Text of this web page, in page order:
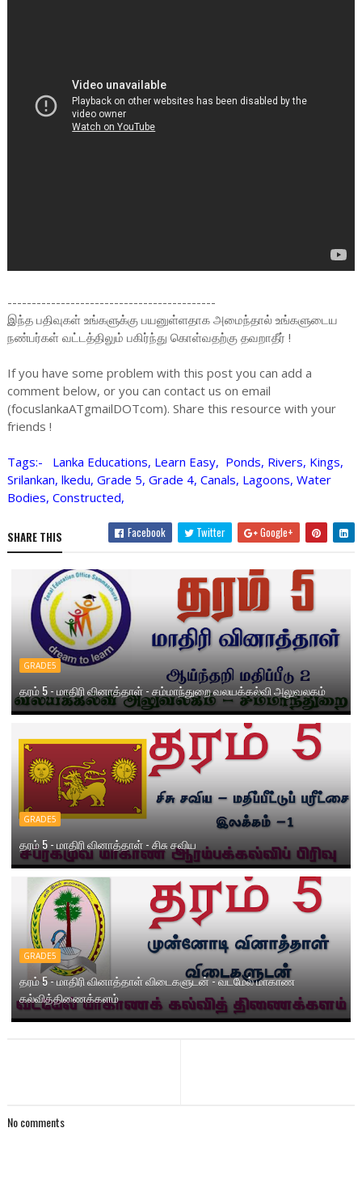
-------------------------------------------
இந்த பதிவுகள் உங்களுக்கு பயனுள்ளதாக அமைந்தால் உங்களுடைய
நண்பர்கள் வட்டத்திலும் பகிர்ந்து கொள்வதற்கு தவறாதீர் !
If you have some problem with this post you can add a
comment below, or you can contact us on email
(focuslankaATgmailDOTcom). Share this resource with your
friends !
Tags:- Lanka Educations, Learn Easy, Ponds, Rivers, Kings,
Srilankan, lkedu, Grade 5, Grade 4, Canals, Lagoons, Water
Bodies, Constructed,
SHARE THIS Facebook Twitter Google+
GRADE5
தரம் 5 - மாதிரி வினாத்தாள் - சம்மாந்துறை வலயக்கல்வி அலுவலகம்
GRADE5
தரம் 5 - மாதிரி வினாத்தாள் - சிசு சவிய
GRADE5
தரம் 5 - மாதிரி வினாத்தாள் விடைகளுடன் - வடமேல் மாகாண
கல்வித்திணைக்களம்
No comments